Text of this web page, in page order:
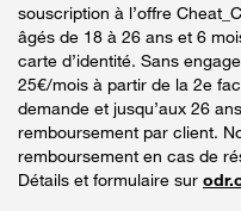
souscription à l’offre
âgés de 18 à 26 ans et 6
carte d’identité. Sans
25€/mois à partir de la 2e
demande et jusqu’aux 26
remboursement par client.
remboursement en cas de
Détails et formulaire sur